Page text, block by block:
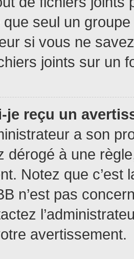
seul un
si vous ne
joints sur un
je reçu un
a son
dérogé à une
Notez que c’est
n’est pas
avertissement.